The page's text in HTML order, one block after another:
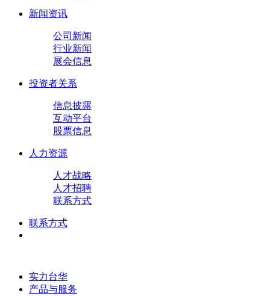
新闻资讯
公司新闻
行业新闻
展会信息
投资者关系
信息披露
互动平台
股票信息
人力资源
人才战略
人才招聘
联系方式
联系方式
实力台华
产品与服务